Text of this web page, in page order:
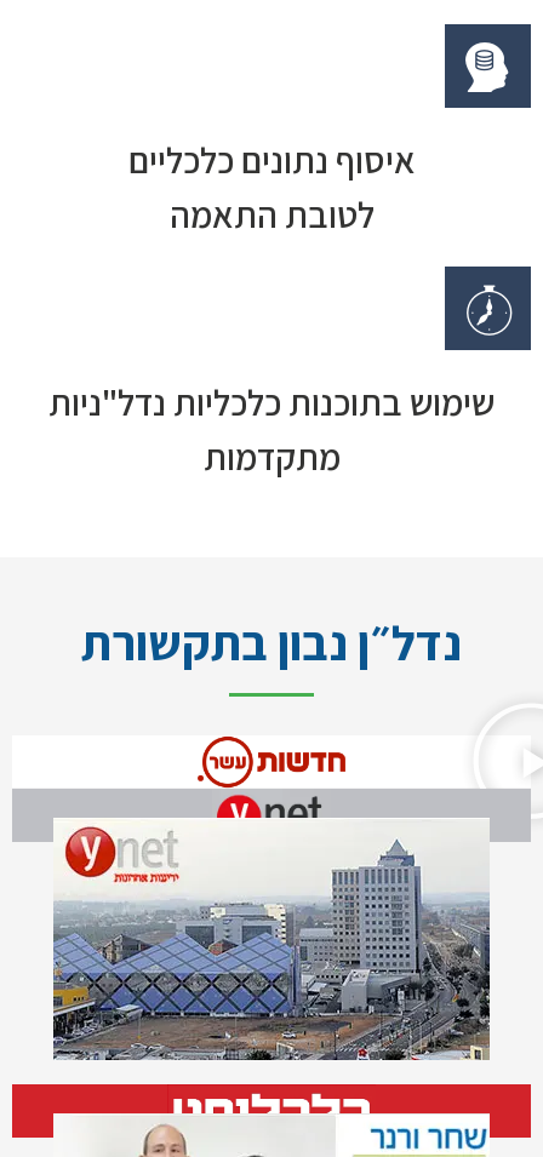
איסוף נתונים כלכליים
לטובת התאמה
שימוש בתוכנות כלכליות נדל"ניות
מתקדמות
נדל״ן נבון בתקשורת